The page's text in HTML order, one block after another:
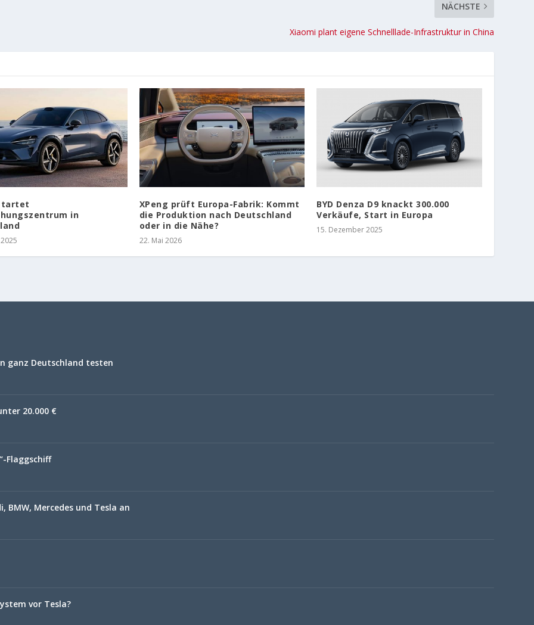
NÄCHSTE
Xiaomi plant eigene Schnelllade-Infrastruktur in China
in
XPeng prüft Europa-Fabrik: Kommt
die Produktion nach Deutschland
oder in die Nähe?
22. Mai 2026
BYD Denza D9 knackt 300.000
Verkäufe, Start in Europa
15. Dezember 2025
ganz Deutschland testen
20.000 €
Flaggschiff
BMW, Mercedes und Tesla an
vor Tesla?